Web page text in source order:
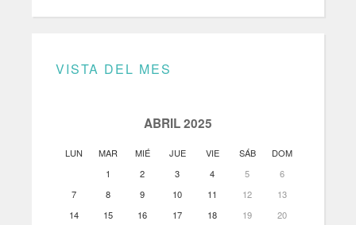
VISTA DEL MES
ABRIL 2025
LUN MAR MIÉ JUE VIE SÁB
DOM
1
2 3 4 5
6
7
8 9 10 11 12
13
14
15 16 17 18 19
20